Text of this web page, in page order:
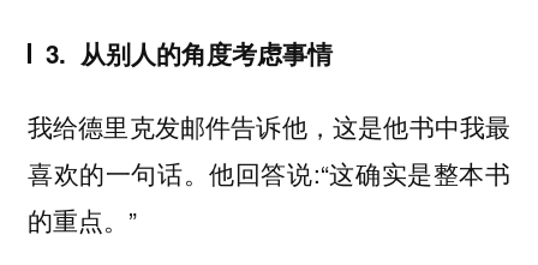
3. 从别人的角度考虑事情
我给德里克发邮件告诉他，这是他书中我最
喜欢的一句话。他回答说:“这确实是整本书
的重点。”